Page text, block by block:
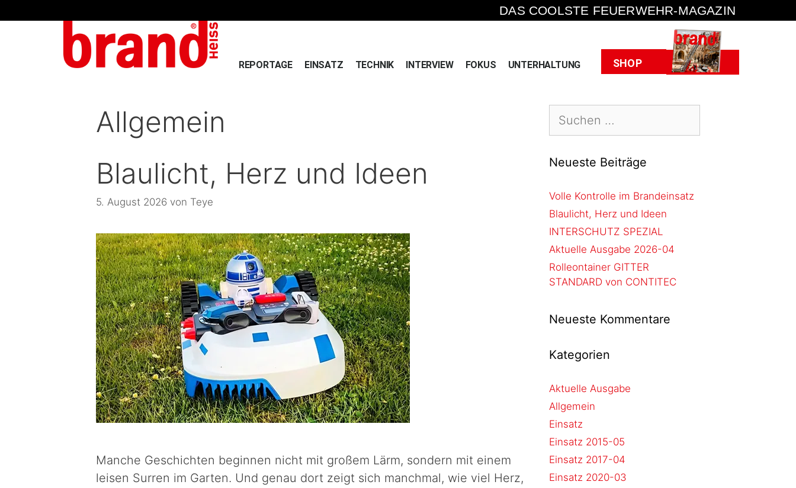
DAS COOLSTE FEUERWEHR-MAGAZIN
REPORTAGE EINSATZ TECHNIK INTERVIEW FOKUS UNTERHALTUNG SHOP Heft
Allgemein
Blaulicht, Herz und Ideen
5. August 2026 von Teye
Manche Geschichten beginnen nicht mit großem Lärm, sondern mit einem
leisen Surren im Garten. Und genau dort zeigt sich manchmal, wie viel Herz,
Neueste Beiträge
Volle Kontrolle im Brandeinsatz
Blaulicht, Herz und Ideen
INTERSCHUTZ SPEZIAL
Aktuelle Ausgabe 2026-04
Rolleontainer GITTER
STANDARD von CONTITEC
Neueste Kommentare
Kategorien
Aktuelle Ausgabe
Allgemein
Einsatz
Einsatz 2015-05
Einsatz 2017-04
Einsatz 2020-03